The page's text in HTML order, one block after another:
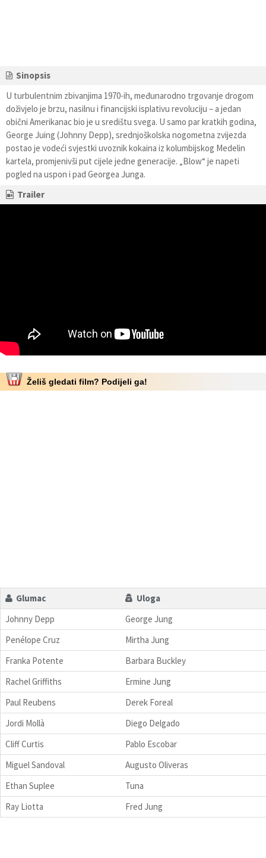
Sinopsis
U turbulentnim zbivanjima 1970-ih, međunarodno trgovanje drogom
doživjelo je brzu, nasilnu i financijski isplativu revoluciju – a jedan
obični Amerikanac bio je u središtu svega. U samo par kratkih godina,
George Juing (Johnny Depp), srednjoškolska nogometna zvijezda
postao je vodeći svjestki uvoznik kokaina iz kolumbijskog Medelin
kartela, promjenivši put cijele jedne generacije. „Blow“ je napeti
pogled na uspon i pad Georgea Junga.
Trailer
Želiš gledati film? Podijeli ga!
Glumac
Uloga
Johnny Depp
George Jung
Penélope Cruz
Mirtha Jung
Franka Potente
Barbara Buckley
Rachel Griffiths
Ermine Jung
Paul Reubens
Derek Foreal
Jordi Mollà
Diego Delgado
Cliff Curtis
Pablo Escobar
Miguel Sandoval
Augusto Oliveras
Ethan Suplee
Tuna
Ray Liotta
Fred Jung